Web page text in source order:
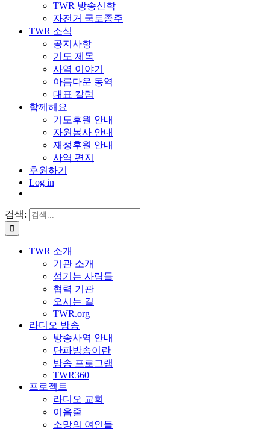
TWR 방송신학
자전거 국토종주
TWR 소식
공지사항
기도 제목
사역 이야기
아름다운 동역
대표 칼럼
함께해요
기도후원 안내
자원봉사 안내
재정후원 안내
사역 편지
후원하기
Log in
검색:
TWR 소개
기관 소개
섬기는 사람들
협력 기관
오시는 길
TWR.org
라디오 방송
방송사역 안내
단파방송이란
방송 프로그램
TWR360
프로젝트
라디오 교회
이음줄
소망의 여인들